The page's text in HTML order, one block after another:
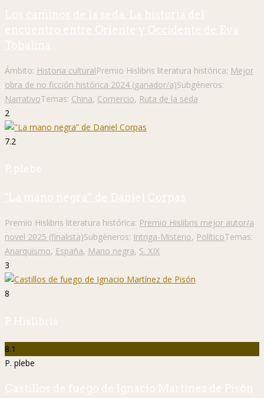
Los caminos de la seda. La historia del
encuentro entre Oriente y Occidente de Eva
Tobalina
Ámbito: Historia culturalPremio Hislibris literatura histórica: Mejor
obra de no ficción histórica 2024 (ganador/a)Subgéneros:
NarrativoTemas: China, Comercio, Ruta de la seda
2
7.2
P. plebe
"La mano negra” de Daniel Corpas
Premio Hislibris literatura histórica: Premio Hislibris mejor autor/a
novel 2025 (finalista)Subgéneros: Intriga-Misterio, PolíticoTemas:
Anarquismo, España, Mano negra, S. XIX
3
8
P. Hislibris
8.1
P. plebe
Castillos de fuego de Ignacio Martínez de Pisón